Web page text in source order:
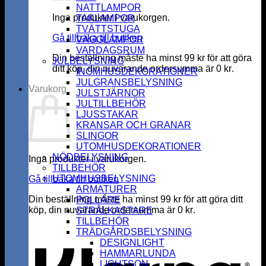
Inga produkter i varukorgen.
Gå tillbaka till butiken
Din beställning måste ha minst99 kr för att göra
ditt köp, din nuvarande ordersumma är 0 kr.
Varukorg
Inga produkter i varukorgen.
Gå tillbaka till butiken
Din beställning måste ha minst99 kr för att göra ditt
köp, din nuvarande ordersumma är 0 kr.
NATTLAMPOR
TAKLAMPOR
TVÄTTSTUGA
VÄGGLAMPOR
VARDAGSRUM
JULBELYSNING
INOMHUSDEKORATIONER
JULGRANSBELYSNING
JULSTJÄRNOR
JULTILLBEHÖR
LJUSSTAKAR
KRANSAR OCH GRANAR
SLINGOR
UTOMHUSDEKORATIONER
NÖDBELYSNING
TILLBEHÖR
UTOMHUSBELYSNING
ARMATURER
POLLARE
STRÅLKASTARE
TILLBEHÖR
TRÄDGÅRDSBELYSNING
DESIGNLIGHT
HAMMARLUNDA
LIGHTSON